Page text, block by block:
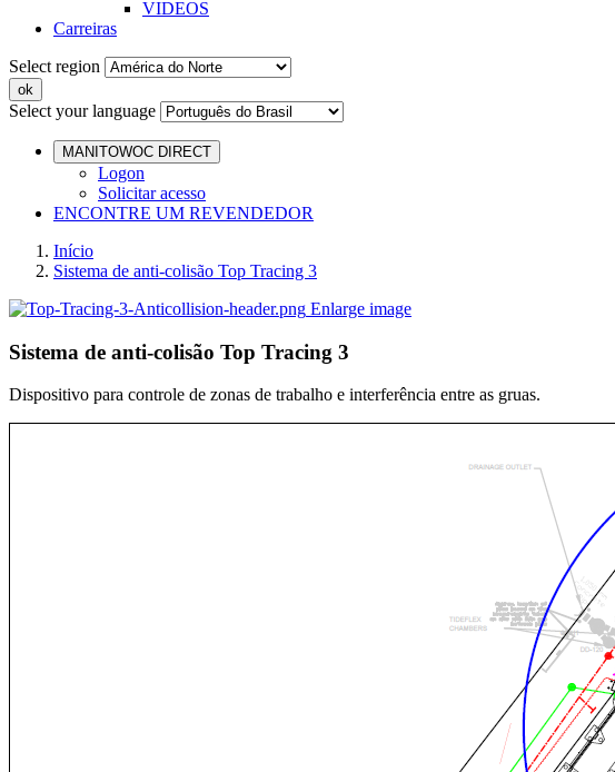
VIDEOS
Carreiras
Select region
Select your language
MANITOWOC DIRECT
Logon
Solicitar acesso
ENCONTRE UM REVENDEDOR
Início
Sistema de anti-colisão Top Tracing 3
Enlarge image
Sistema de anti-colisão Top Tracing 3
Dispositivo para controle de zonas de trabalho e interferência entre as gruas.